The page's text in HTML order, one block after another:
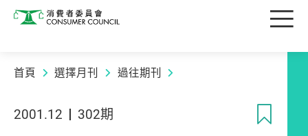
消費者委員會 目
首頁 選擇月刊 過往期刊
2001.12 302期